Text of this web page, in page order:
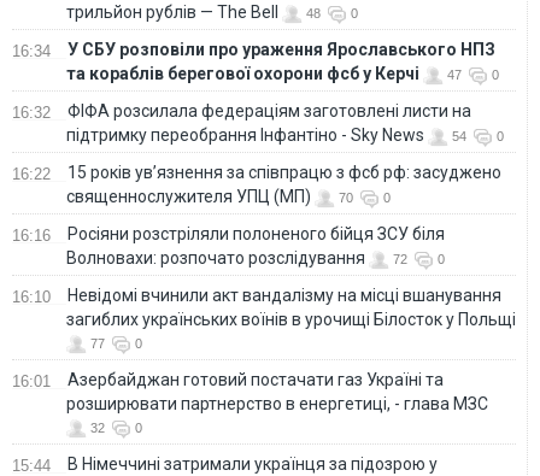
трильйон рублів — The Bell
48 0
16:34
У СБУ розповіли про ураження Ярославського НПЗ
та кораблів берегової охорони фсб у Керчі
47 0
16:32
ФІФА розсилала федераціям заготовлені листи на
підтримку переобрання Інфантіно - Sky News
54 0
16:22
15 років ув’язнення за співпрацю з фсб рф: засуджено
священнослужителя УПЦ (МП)
70 0
16:16
Росіяни розстріляли полоненого бійця ЗСУ біля
Волновахи: розпочато розслідування
72 0
16:10
Невідомі вчинили акт вандалізму на місці вшанування
загиблих українських воїнів в урочищі Білосток у Польщі
77 0
16:01
Азербайджан готовий постачати газ Україні та
розширювати партнерство в енергетиці, - глава МЗС
32 0
15:44
В Німеччині затримали українця за підозрою у